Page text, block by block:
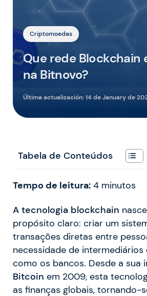
Criptomoedas
Que rede Blockchain
na Bitnovo?
Última actualización:14 de January de
Tabela de Conteúdos
Tempo de leitura: 4 minutos
A tecnologia blockchain
propósito claro: criar um
transações diretas entre
necessidade de intermediários
como os bancos. Desde a sua
Bitcoin em 2009, esta
as finanças globais, tornando-